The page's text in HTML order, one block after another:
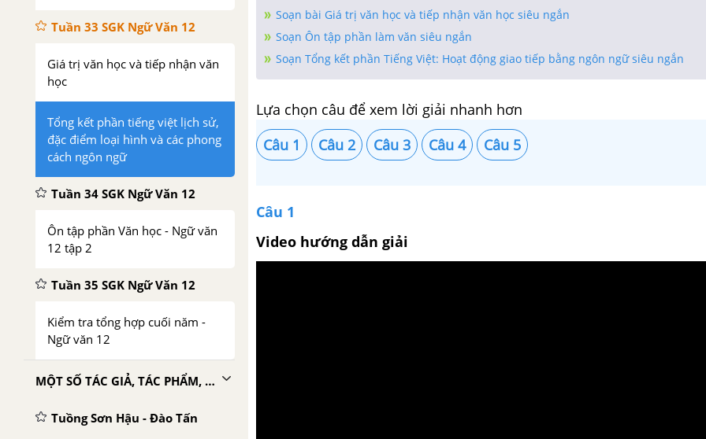
Tuần 33 SGK Ngữ Văn 12
Giá trị văn học và tiếp nhận văn
học
Tổng kết phần tiếng việt lịch sử,
đặc điểm loại hình và các phong
cách ngôn ngữ
Tuần 34 SGK Ngữ Văn 12
Ôn tập phần Văn học - Ngữ văn
12 tập 2
Tuần 35 SGK Ngữ Văn 12
Kiểm tra tổng hợp cuối năm -
Ngữ văn 12
MỘT SỐ TÁC GIẢ, TÁC PHẨM, NGHỊ LUẬN VĂN HỌC, XÃ HỘI THAM KHẢO
Tuồng Sơn Hậu - Đào Tấn
Soạn bài Giá trị văn học và tiếp nhận văn học siêu ngắn
Soạn Ôn tập phần làm văn siêu ngắn
Soạn Tổng kết phần Tiếng Việt: Hoạt động giao tiếp bằng ngôn ngữ siêu ngắn
Lựa chọn câu để xem lời giải nhanh hơn
Câu 1
Câu 2 Câu 3 Câu 4 Câu 5
Câu 1
Video hướng dẫn giải